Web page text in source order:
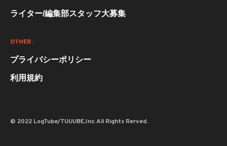
ライター/編集部スタッフ大募集
OTHER :
プライバシーポリシー
利用規約
© 2022 LogTube/TUUUBE,Inc.All Rights Rerved.